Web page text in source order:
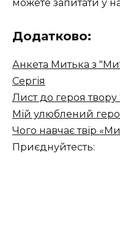
можете запитати у
Додатково:
Анкета Митька з
Сергія
Лист до героя
Мій улюблений
Чого навчає твір
Приєднуйтесть: